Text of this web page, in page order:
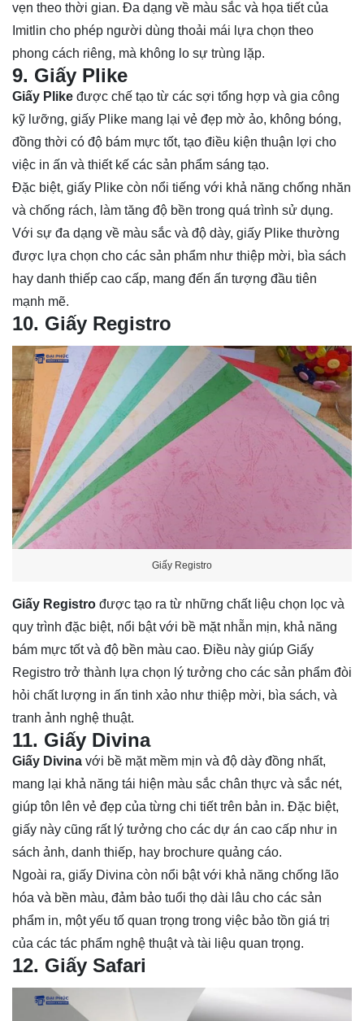
vẹn theo thời gian. Đa dạng về màu sắc và họa tiết của
Imitlin cho phép người dùng thoải mái lựa chọn theo
phong cách riêng, mà không lo sự trùng lặp.
9. Giấy Plike
Giấy Plike được chế tạo từ các sợi tổng hợp và gia công
kỹ lưỡng, giấy Plike mang lại vẻ đẹp mờ ảo, không bóng,
đồng thời có độ bám mực tốt, tạo điều kiện thuận lợi cho
việc in ấn và thiết kế các sản phẩm sáng tạo.
Đặc biệt, giấy Plike còn nổi tiếng với khả năng chống nhăn
và chống rách, làm tăng độ bền trong quá trình sử dụng.
Với sự đa dạng về màu sắc và độ dày, giấy Plike thường
được lựa chọn cho các sản phẩm như thiệp mời, bìa sách
hay danh thiếp cao cấp, mang đến ấn tượng đầu tiên
mạnh mẽ.
10. Giấy Registro
Giấy Registro
Giấy Registro được tạo ra từ những chất liệu chọn lọc và
quy trình đặc biệt, nổi bật với bề mặt nhẵn mịn, khả năng
bám mực tốt và độ bền màu cao. Điều này giúp Giấy
Registro trở thành lựa chọn lý tưởng cho các sản phẩm đòi
hỏi chất lượng in ấn tinh xảo như thiệp mời, bìa sách, và
tranh ảnh nghệ thuật.
11. Giấy Divina
Giấy Divina với bề mặt mềm mịn và độ dày đồng nhất,
mang lại khả năng tái hiện màu sắc chân thực và sắc nét,
giúp tôn lên vẻ đẹp của từng chi tiết trên bản in. Đặc biệt,
giấy này cũng rất lý tưởng cho các dự án cao cấp như in
sách ảnh, danh thiếp, hay brochure quảng cáo.
Ngoài ra, giấy Divina còn nổi bật với khả năng chống lão
hóa và bền màu, đảm bảo tuổi thọ dài lâu cho các sản
phẩm in, một yếu tố quan trọng trong việc bảo tồn giá trị
của các tác phẩm nghệ thuật và tài liệu quan trọng.
12. Giấy Safari